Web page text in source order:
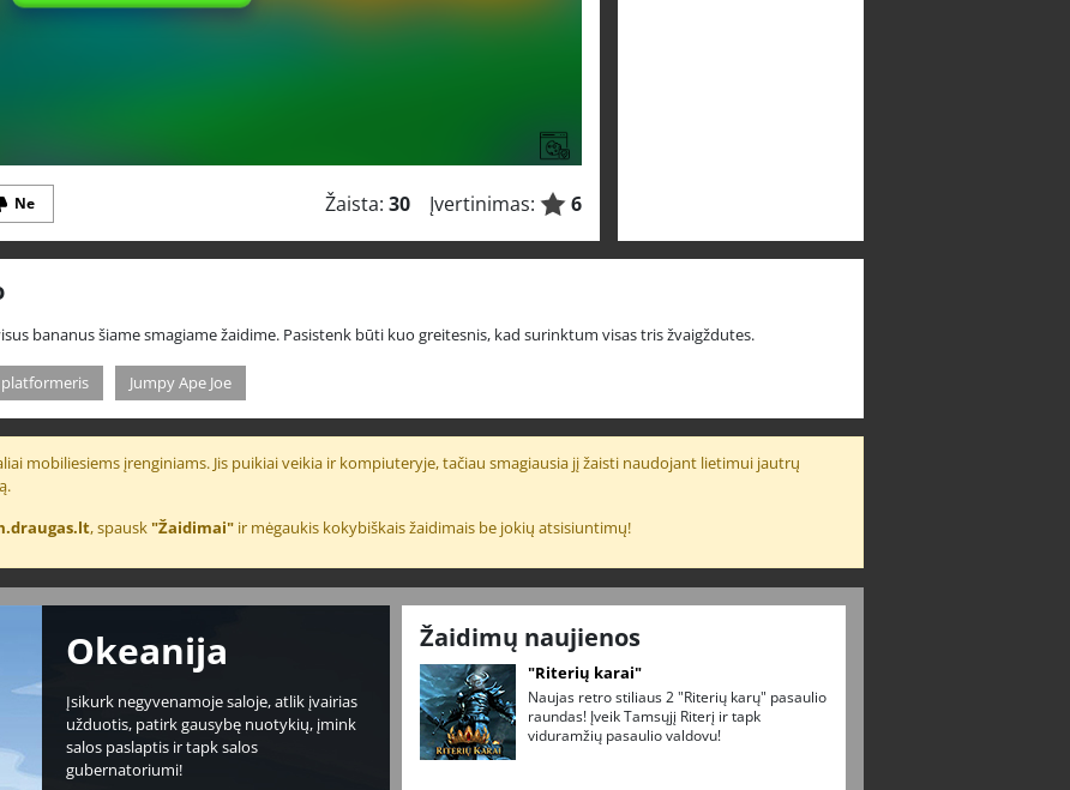
Ne Žaista: 30 Įvertinimas: 6
bananus šiame smagiame žaidime. Pasistenk būti kuo greitesnis, kad surinktum visas tris žvaigždutes.
platformeris Jumpy Ape Joe
mobiliesiems įrenginiams. Jis puikiai veikia ir kompiuteryje, tačiau smagiausia jį žaisti naudojant lietimui jautrų
, spausk"Žaidimai" ir mėgaukis kokybiškais žaidimais be jokių atsisiuntimų!
Okeanija
Įsikurk negyvenamoje saloje, atlik įvairias
užduotis, patirk gausybę nuotykių, įmink
salos paslaptis ir tapk salos
gubernatoriumi!
Žaidimų naujienos
"Riterių karai"
Naujas retro stiliaus 2 "Riterių karų" pasaulio
raundas! Įveik Tamsųjį Riterį ir tapk
viduramžių pasaulio valdovu!